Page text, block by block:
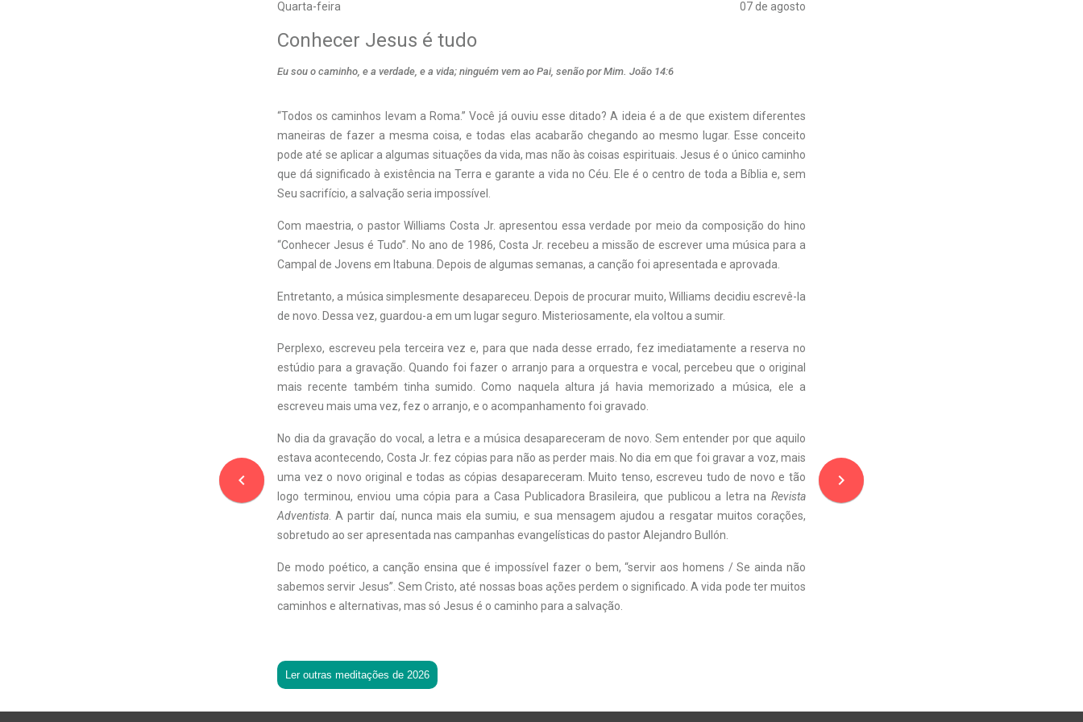
Quarta-feira 07 de agosto
navigate_before
Conhecer Jesus é tudo
Eu sou o caminho, e a verdade, e a vida; ninguém vem ao Pai, senão por Mim. João 14:6
“Todos os caminhos levam a Roma.” Você já ouviu esse ditado? A ideia é a de que existem diferentes
maneiras de fazer a mesma coisa, e todas elas acabarão chegando ao mesmo lugar. Esse conceito
pode até se aplicar a algumas situações da vida, mas não às coisas espirituais. Jesus é o único caminho
que dá significado à existência na Terra e garante a vida no Céu. Ele é o centro de toda a Bíblia e, sem
Seu sacrifício, a salvação seria impossível.
Com maestria, o pastor Williams Costa Jr. apresentou essa verdade por meio da composição do hino
“Conhecer Jesus é Tudo”. No ano de 1986, Costa Jr. recebeu a missão de escrever uma música para a
Campal de Jovens em Itabuna. Depois de algumas semanas, a canção foi apresentada e aprovada.
Entretanto, a música simplesmente desapareceu. Depois de procurar muito, Williams decidiu escrevê-la
de novo. Dessa vez, guardou-a em um lugar seguro. Misteriosamente, ela voltou a sumir.
Perplexo, escreveu pela terceira vez e, para que nada desse errado, fez imediatamente a reserva no
estúdio para a gravação. Quando foi fazer o arranjo para a orquestra e vocal, percebeu que o original
mais recente também tinha sumido. Como naquela altura já havia memorizado a música, ele a
escreveu mais uma vez, fez o arranjo, e o acompanhamento foi gravado.
No dia da gravação do vocal, a letra e a música desapareceram de novo. Sem entender por que aquilo
estava acontecendo, Costa Jr. fez cópias para não as perder mais. No dia em que foi gravar a voz, mais
uma vez o novo original e todas as cópias desapareceram. Muito tenso, escreveu tudo de novo e tão
logo terminou, enviou uma cópia para a Casa Publicadora Brasileira, que publicou a letra na Revista
Adventista . A partir daí, nunca mais ela sumiu, e sua mensagem ajudou a resgatar muitos corações,
sobretudo ao ser apresentada nas campanhas evangelísticas do pastor Alejandro Bullón.
De modo poético, a canção ensina que é impossível fazer o bem, “servir aos homens / Se ainda não
sabemos servir Jesus”. Sem Cristo, até nossas boas ações perdem o significado. A vida pode ter muitos
caminhos e alternativas, mas só Jesus é o caminho para a salvação.
Ler outras meditações de 2026
navigate_next